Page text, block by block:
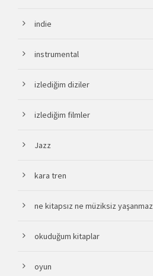
indie
instrumental
izlediğim diziler
izlediğim filmler
Jazz
kara tren
ne kitapsız ne müziksiz yaşanmaz
okuduğum kitaplar
oyun